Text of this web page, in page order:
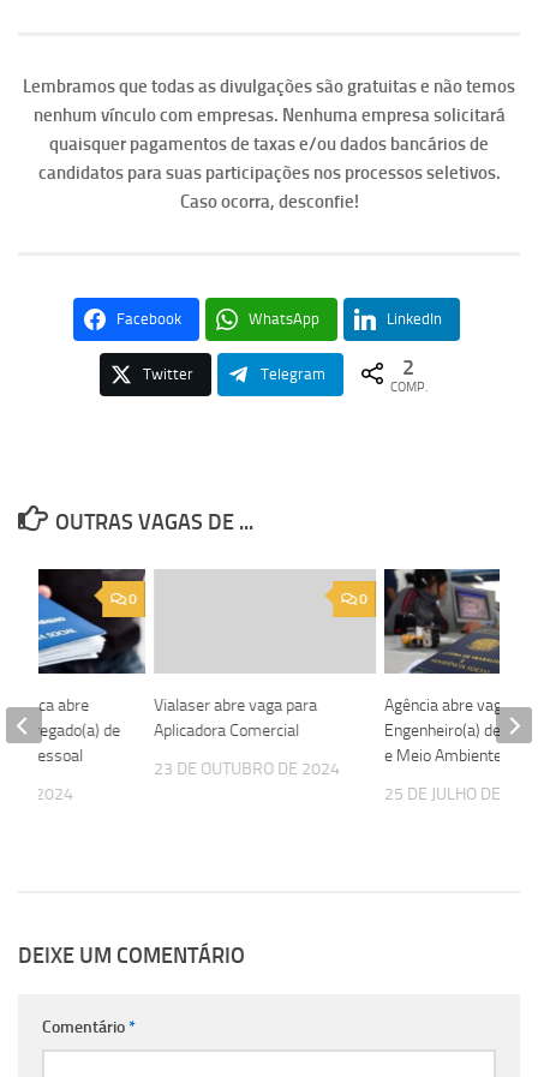
Lembramos que todas as divulgações são gratuitas e não temos
nenhum vínculo com empresas. Nenhuma empresa solicitará
quaisquer pagamentos de taxas e/ou dados bancários de
candidatos para suas participações nos processos seletivos.
Caso ocorra, desconfie!
Facebook WhatsApp LinkedIn
Twitter Telegram 2
COMP.
OUTRAS VAGAS DE ...
0
Vialaser abre vaga para
Aplicadora Comercial
23 DE OUTUBRO DE 2024
Agência abre vaga
Engenheiro(a) de
e Meio Ambiente
25 DE JULHO DE
0
abre
de
Pessoal
DE 2024
DEIXE UM COMENTÁRIO
Comentário*